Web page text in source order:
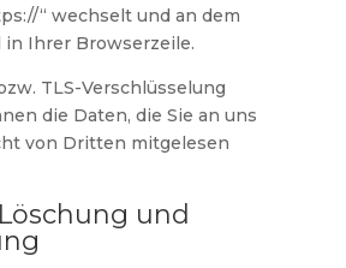
“ wechselt und an dem
in Ihrer Browserzeile.
TLS-Verschlüsselung
die Daten, die Sie an uns
von Dritten mitgelesen
und